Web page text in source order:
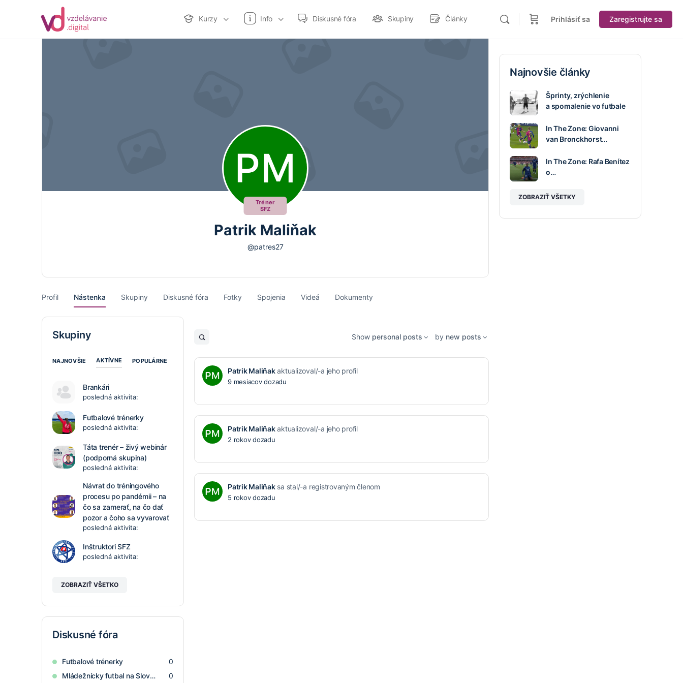
Kurzy Info Diskusné fóra Skupiny Články Prihlásiť sa Zaregistrujte sa
Tréner
SFZ
Patrik Maliňak
@patres27
Profil Nástenka Skupiny Diskusné fóra Fotky Spojenia Videá Dokumenty
Open
filters
Show personal posts by new posts
Patrik Maliňakaktualizoval/-a jeho profil
9 mesiacov dozadu
Patrik Maliňakaktualizoval/-a jeho profil
2 rokov dozadu
Patrik Maliňaksa stal/-a registrovaným členom
5 rokov dozadu
Skupiny
NAJNOVŠIE AKTÍVNE POPULÁRNE
Brankári
posledná aktivita:
Futbalové trénerky
posledná aktivita:
Táta trenér – živý webinár
(podporná skupina)
posledná aktivita:
Návrat do tréningového
procesu po pandémii – na
čo sa zamerať, na čo dať
pozor a čoho sa vyvarovať
posledná aktivita:
Inštruktori SFZ
posledná aktivita:
ZOBRAZIŤ VŠETKO
Diskusné fóra
Futbalové trénerky
0
Mládežnícky futbal na Slovensku
0
Najnovšie články
Šprinty, zrýchlenie
a spomalenie vo futbale
In The Zone: Giovanni
van Bronckhorst…
In The Zone: Rafa Benítez
o…
ZOBRAZIŤ VŠETKY